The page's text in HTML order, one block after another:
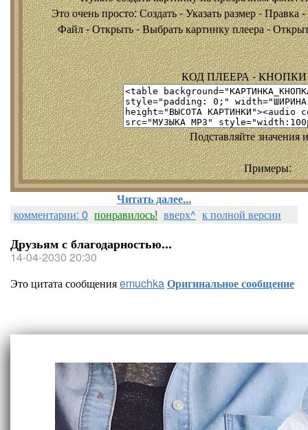
Это очень просто: Создать - Указать размер -
Файл - Открыть - Выбрать картинку плеера -
КОД ПЛЕЕРА - КНОПКИ
Подставляйте значения
Примеры:
Читать далее...
комментарии: 0 понравилось! вверх^ к полной версии
Друзьям с благодарностью...
14-04-2030 20:30
Это цитата сообщенияemuchkaОригинальное сообщение